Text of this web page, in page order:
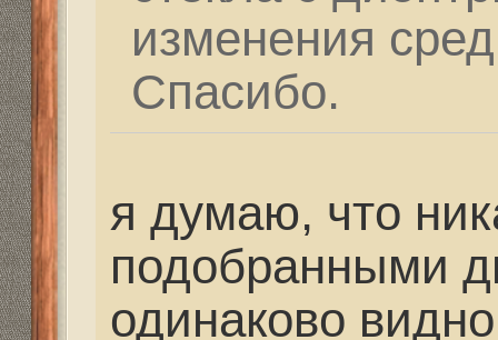
тонкостей много.
первый раз
комплект №1 для
охотник курска, а
только...
Re: Выбор маски